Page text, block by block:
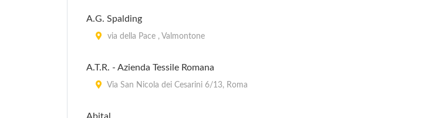
A.G. Spalding
via della Pace , Valmontone
A.T.R. - Azienda Tessile Romana
Via San Nicola dei Cesarini 6/13, Roma